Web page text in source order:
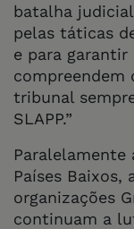
batalha
pelas táticas
e para garantir
compreendem
tribunal
SLAPP.”
Paralelamente
Países Baixos,
organizações
continuam a